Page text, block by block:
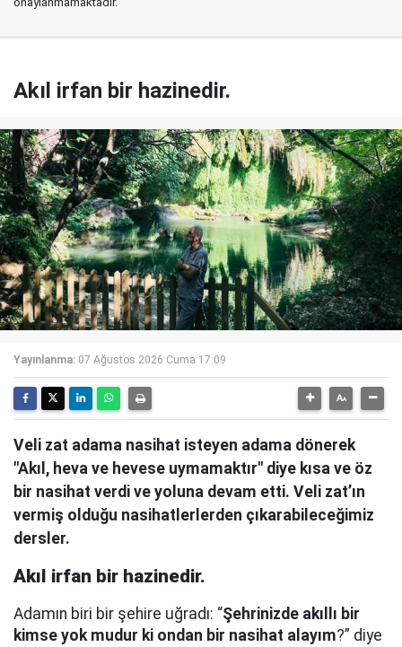
Akıl irfan bir hazinedir.
Yayınlanma: 07 Ağustos 2026 Cuma 17:09
Veli zat adama nasihat isteyen adama dönerek
"Akıl, heva ve hevese uymamaktır" diye kısa ve öz
bir nasihat verdi ve yoluna devam etti. Veli zat’ın
vermiş olduğu nasihatlerlerden çıkarabileceğimiz
dersler.
Akıl irfan bir hazinedir.
Adamın biri bir şehire uğradı: “Şehrinizde akıllı bir
kimse yok mudur ki ondan bir nasihat alayım?” diye